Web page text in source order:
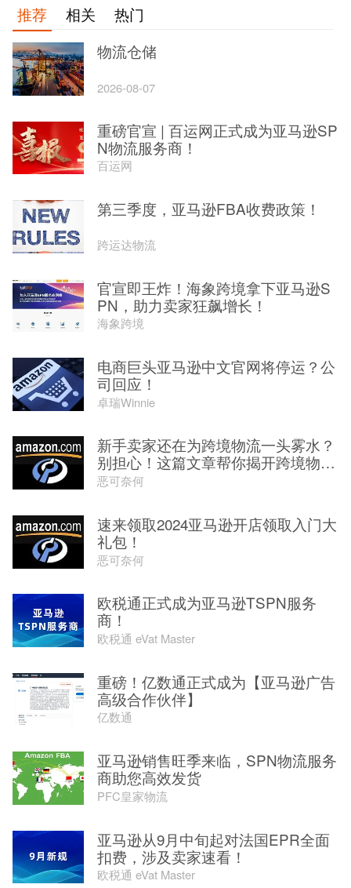
推荐 相关
热门
物流仓储
2026-08-07
重磅官宣 | 百运网正式成为亚马逊SP
N物流服务商！
百运网
第三季度，亚马逊FBA收费政策！
跨运达物流
官宣即王炸！海象跨境拿下亚马逊S
PN，助力卖家狂飙增长！
海象跨境
电商巨头亚马逊中文官网将停运？公
司回应！
卓瑞Winnie
新手卖家还在为跨境物流一头雾水？
别担心！这篇文章帮你揭开跨境物
流...
恶可奈何
速来领取2024亚马逊开店领取入门大
礼包！
恶可奈何
欧税通正式成为亚马逊TSPN服务
商！
欧税通 eVat Master
重磅！亿数通正式成为【亚马逊广告
高级合作伙伴】
亿数通
亚马逊销售旺季来临，SPN物流服务
商助您高效发货
PFC皇家物流
亚马逊从9月中旬起对法国EPR全面
扣费，涉及卖家速看！
欧税通 eVat Master